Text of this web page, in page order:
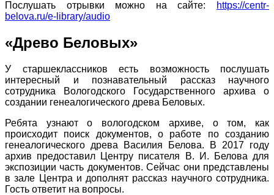
Послушать отрывки можно на сайте:
https://centr-
belova.ru/e-library/audio
«Древо Беловых»
У старшеклассников есть возможность послушать
интересный и познавательный рассказ научного
сотрудника Вологодского Государственного архива о
создании генеалогического древа Беловых.
Ребята узнают о вологодском архиве, о том, как
происходит поиск документов, о работе по созданию
генеалогического древа Василия Белова. В 2017 году
архив предоставил Центру писателя В. И. Белова для
экспозиции часть документов. Сейчас они представлены
в зале Центра и дополнят рассказ научного сотрудника.
Гость ответит на вопросы.